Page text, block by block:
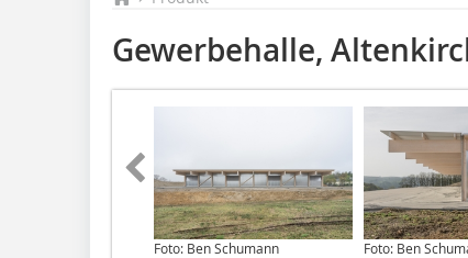
Gewerbehalle,
Foto: Ben Schumann Foto: Ben